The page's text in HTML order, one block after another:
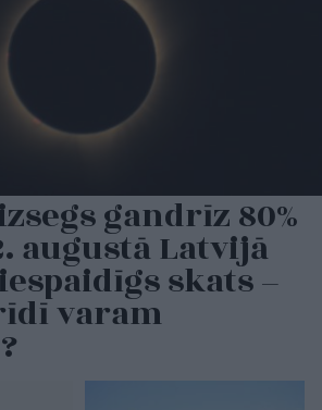
gandrīz 80%
augustā Latvijā
skats –
varam